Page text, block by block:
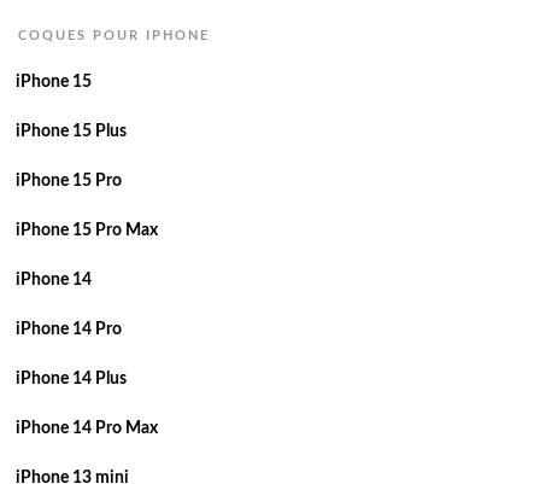
COQUES POUR IPHONE
iPhone 15
iPhone 15 Plus
iPhone 15 Pro
iPhone 15 Pro Max
iPhone 14
iPhone 14 Pro
iPhone 14 Plus
iPhone 14 Pro Max
iPhone 13 mini